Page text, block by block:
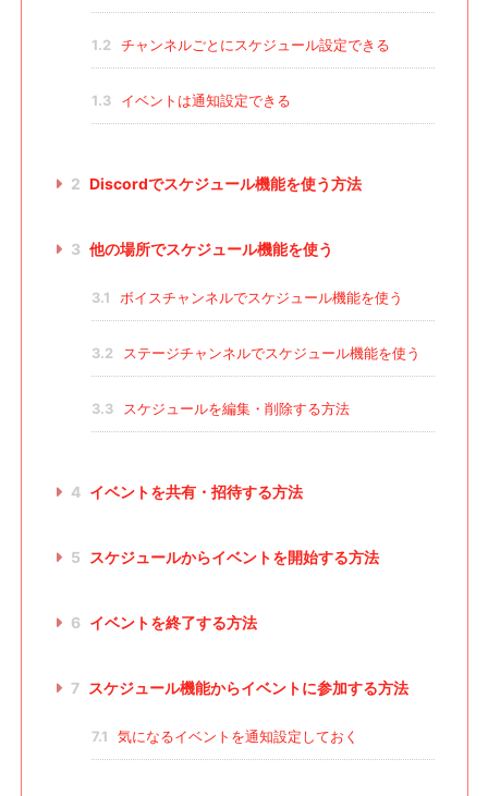
1.2 チャンネルごとにスケジュール設定できる
1.3 イベントは通知設定できる
2 Discordでスケジュール機能を使う方法
3 他の場所でスケジュール機能を使う
3.1 ボイスチャンネルでスケジュール機能を使う
3.2 ステージチャンネルでスケジュール機能を使う
3.3 スケジュールを編集・削除する方法
4 イベントを共有・招待する方法
5 スケジュールからイベントを開始する方法
6 イベントを終了する方法
7 スケジュール機能からイベントに参加する方法
7.1 気になるイベントを通知設定しておく